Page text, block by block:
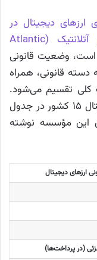
ارزهای دیجیتال در
شورای آتلانتیک (Atlantic
وضعیت قانونی
به سه دسته قانونی، همراه
کلی تقسیم می‌شود.
خلاصه‌ای از وضعیت قانونی ارزهای دیجیتال ۱۵ کشور در جدول
این مؤسسه نوشته
ارزهای دیجیتال
(در پرداخت‌‌ها)